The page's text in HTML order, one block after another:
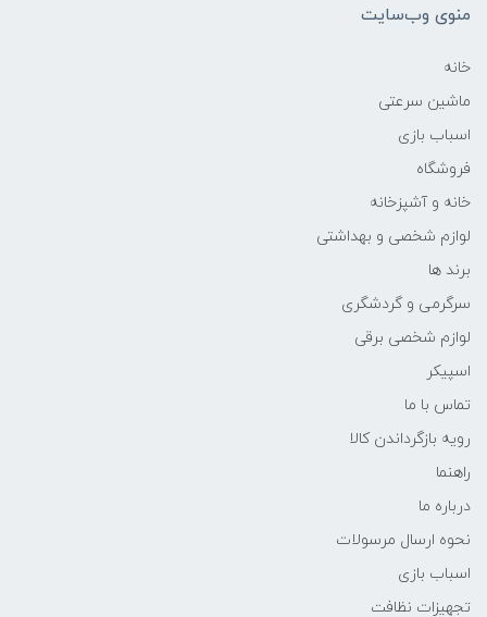
منوی وب‌سایت
خانه
ماشین سرعتی
اسباب بازی
فروشگاه
خانه و آشپزخانه
لوازم شخصی و بهداشتی
برند ها
سرگرمی و گردشگری
لوازم شخصی برقی
اسپیکر
تماس با ما
رویه بازگرداندن کالا
راهنما
درباره ما
نحوه ارسال مرسولات
اسباب بازی
تجهیزات نظافت